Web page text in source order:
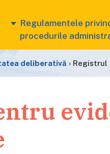
Regulamentele
procedurile
deliberativă › Registrul